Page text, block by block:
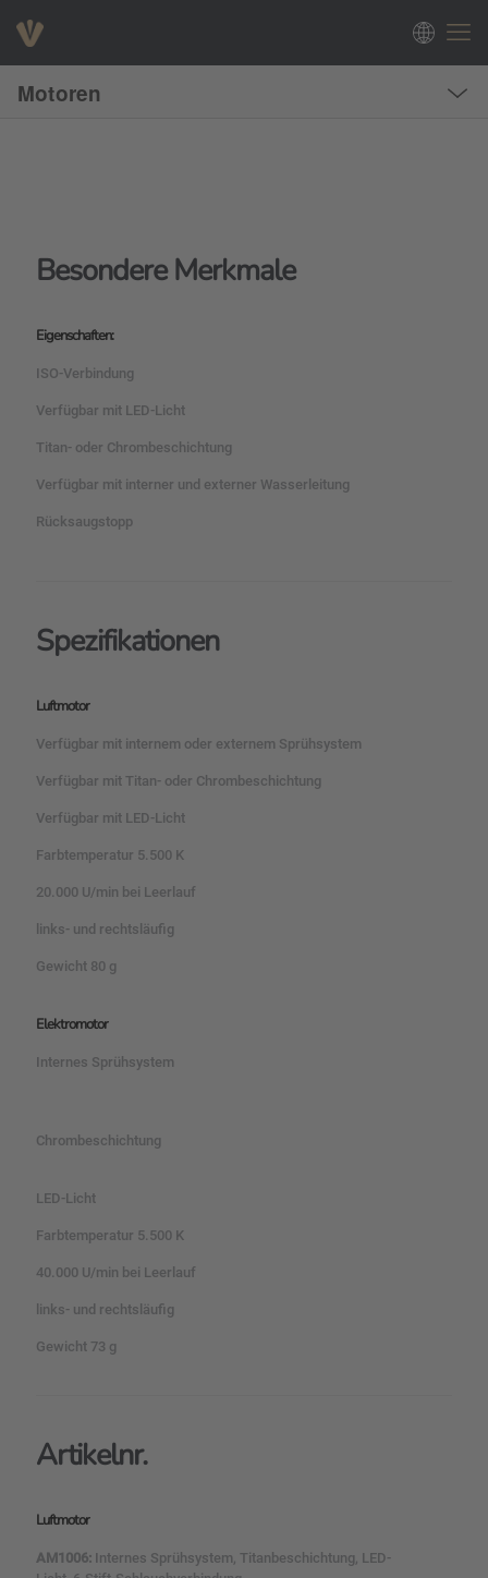
Motoren
Besondere Merkmale
Eigenschaften:
ISO-Verbindung
Verfügbar mit LED-Licht
Titan- oder Chrombeschichtung
Verfügbar mit interner und externer Wasserleitung
Rücksaugstopp
Spezifikationen
Luftmotor
Verfügbar mit internem oder externem Sprühsystem
Verfügbar mit Titan- oder Chrombeschichtung
Verfügbar mit LED-Licht
Farbtemperatur 5.500 K
20.000 U/min bei Leerlauf
links- und rechtsläufig
Gewicht 80 g
Elektromotor
Internes Sprühsystem
Chrombeschichtung
LED-Licht
Farbtemperatur 5.500 K
40.000 U/min bei Leerlauf
links- und rechtsläufig
Gewicht 73 g
Artikelnr.
Luftmotor
AM1006: Internes Sprühsystem, Titanbeschichtung, LED-